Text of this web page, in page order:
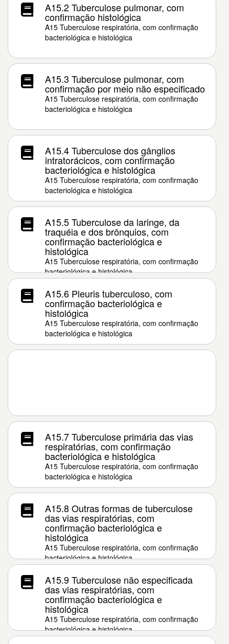
A15.2 Tuberculose pulmonar, com
confirmação histológica
A15 Tuberculose respiratória, com confirmação
bacteriológica e histológica
A15.3 Tuberculose pulmonar, com
confirmação por meio não especificado
A15 Tuberculose respiratória, com confirmação
bacteriológica e histológica
A15.4 Tuberculose dos gânglios
intratorácicos, com confirmação
bacteriológica e histológica
A15 Tuberculose respiratória, com confirmação
bacteriológica e histológica
A15.5 Tuberculose da laringe, da
traquéia e dos brônquios, com
confirmação bacteriológica e
histológica
A15 Tuberculose respiratória, com confirmação
bacteriológica e histológica
A15.6 Pleuris tuberculoso, com
confirmação bacteriológica e
histológica
A15 Tuberculose respiratória, com confirmação
bacteriológica e histológica
A15.7 Tuberculose primária das vias
respiratórias, com confirmação
bacteriológica e histológica
A15 Tuberculose respiratória, com confirmação
bacteriológica e histológica
A15.8 Outras formas de tuberculose
das vias respiratórias, com
confirmação bacteriológica e
histológica
A15 Tuberculose respiratória, com confirmação
bacteriológica e histológica
A15.9 Tuberculose não especificada
das vias respiratórias, com
confirmação bacteriológica e
histológica
A15 Tuberculose respiratória, com confirmação
bacteriológica e histológica